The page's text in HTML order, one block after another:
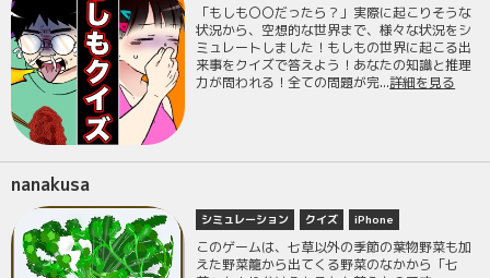
「もしも〇〇だったら？」実際に起こりそうな
状況から、空想的な世界まで、様々な状況をシ
ミュレートしました！もしもの世界に起こる出
来事をクイズで答えよう！あなたの知識と推理
力が問われる！全ての問題が完...詳細を見る
nanakusa
シミュレーション クイズ iPhone
このゲームは、七草以外の季節の葉物野菜も加
えた野菜籠から出てくる野菜のなかから「七